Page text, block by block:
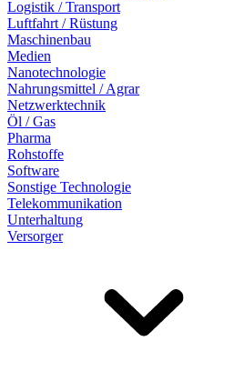
Logistik / Transport
Luftfahrt / Rüstung
Maschinenbau
Medien
Nanotechnologie
Nahrungsmittel / Agrar
Netzwerktechnik
Öl / Gas
Pharma
Rohstoffe
Software
Sonstige Technologie
Telekommunikation
Unterhaltung
Versorger